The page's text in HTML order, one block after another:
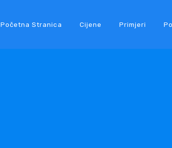
Početna Stranica Cijene Primjeri